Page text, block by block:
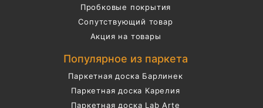
Пробковые покрытия
Сопутствующий товар
Акция на товары
Популярное из паркета
Паркетная доска Барлинек
Паркетная доска Карелия
Паркетная доска Lab Arte